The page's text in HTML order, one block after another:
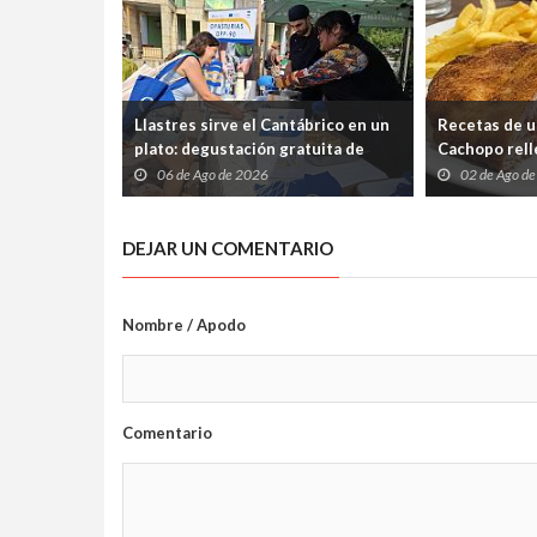
Llastres sirve el Cantábrico en un
plato: degustación gratuita de
merluza a la sidra en el Mercáu
Marineru
06 de Ago de 2026
Recetas de
Cachopo
Cabrales
silencio)
02 de Ago
DEJAR UN COMENTARIO
Nombre / Apodo
Comentario